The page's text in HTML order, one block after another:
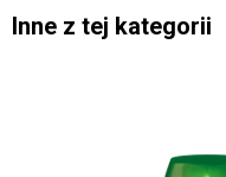
Inne z tej kategorii